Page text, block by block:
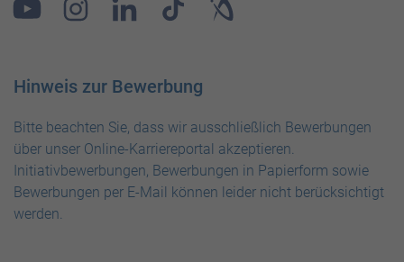
Hinweis zur Bewerbung
Bitte beachten Sie, dass wir ausschließlich Bewerbungen
über unser Online-Karriereportal akzeptieren.
Initiativbewerbungen, Bewerbungen in Papierform sowie
Bewerbungen per E-Mail können leider nicht berücksichtigt
werden.